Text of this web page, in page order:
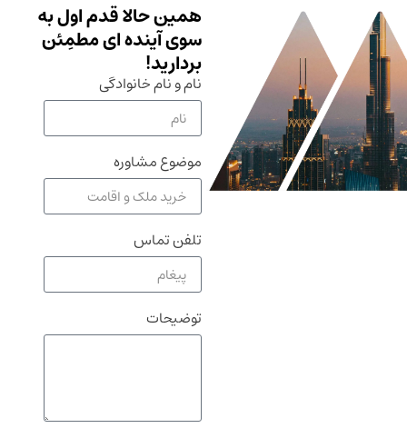
همین حالا قدم اول به
سوی آینده ای مطمِئن
بردارید!
نام و نام خانوادگی
موضوع مشاوره